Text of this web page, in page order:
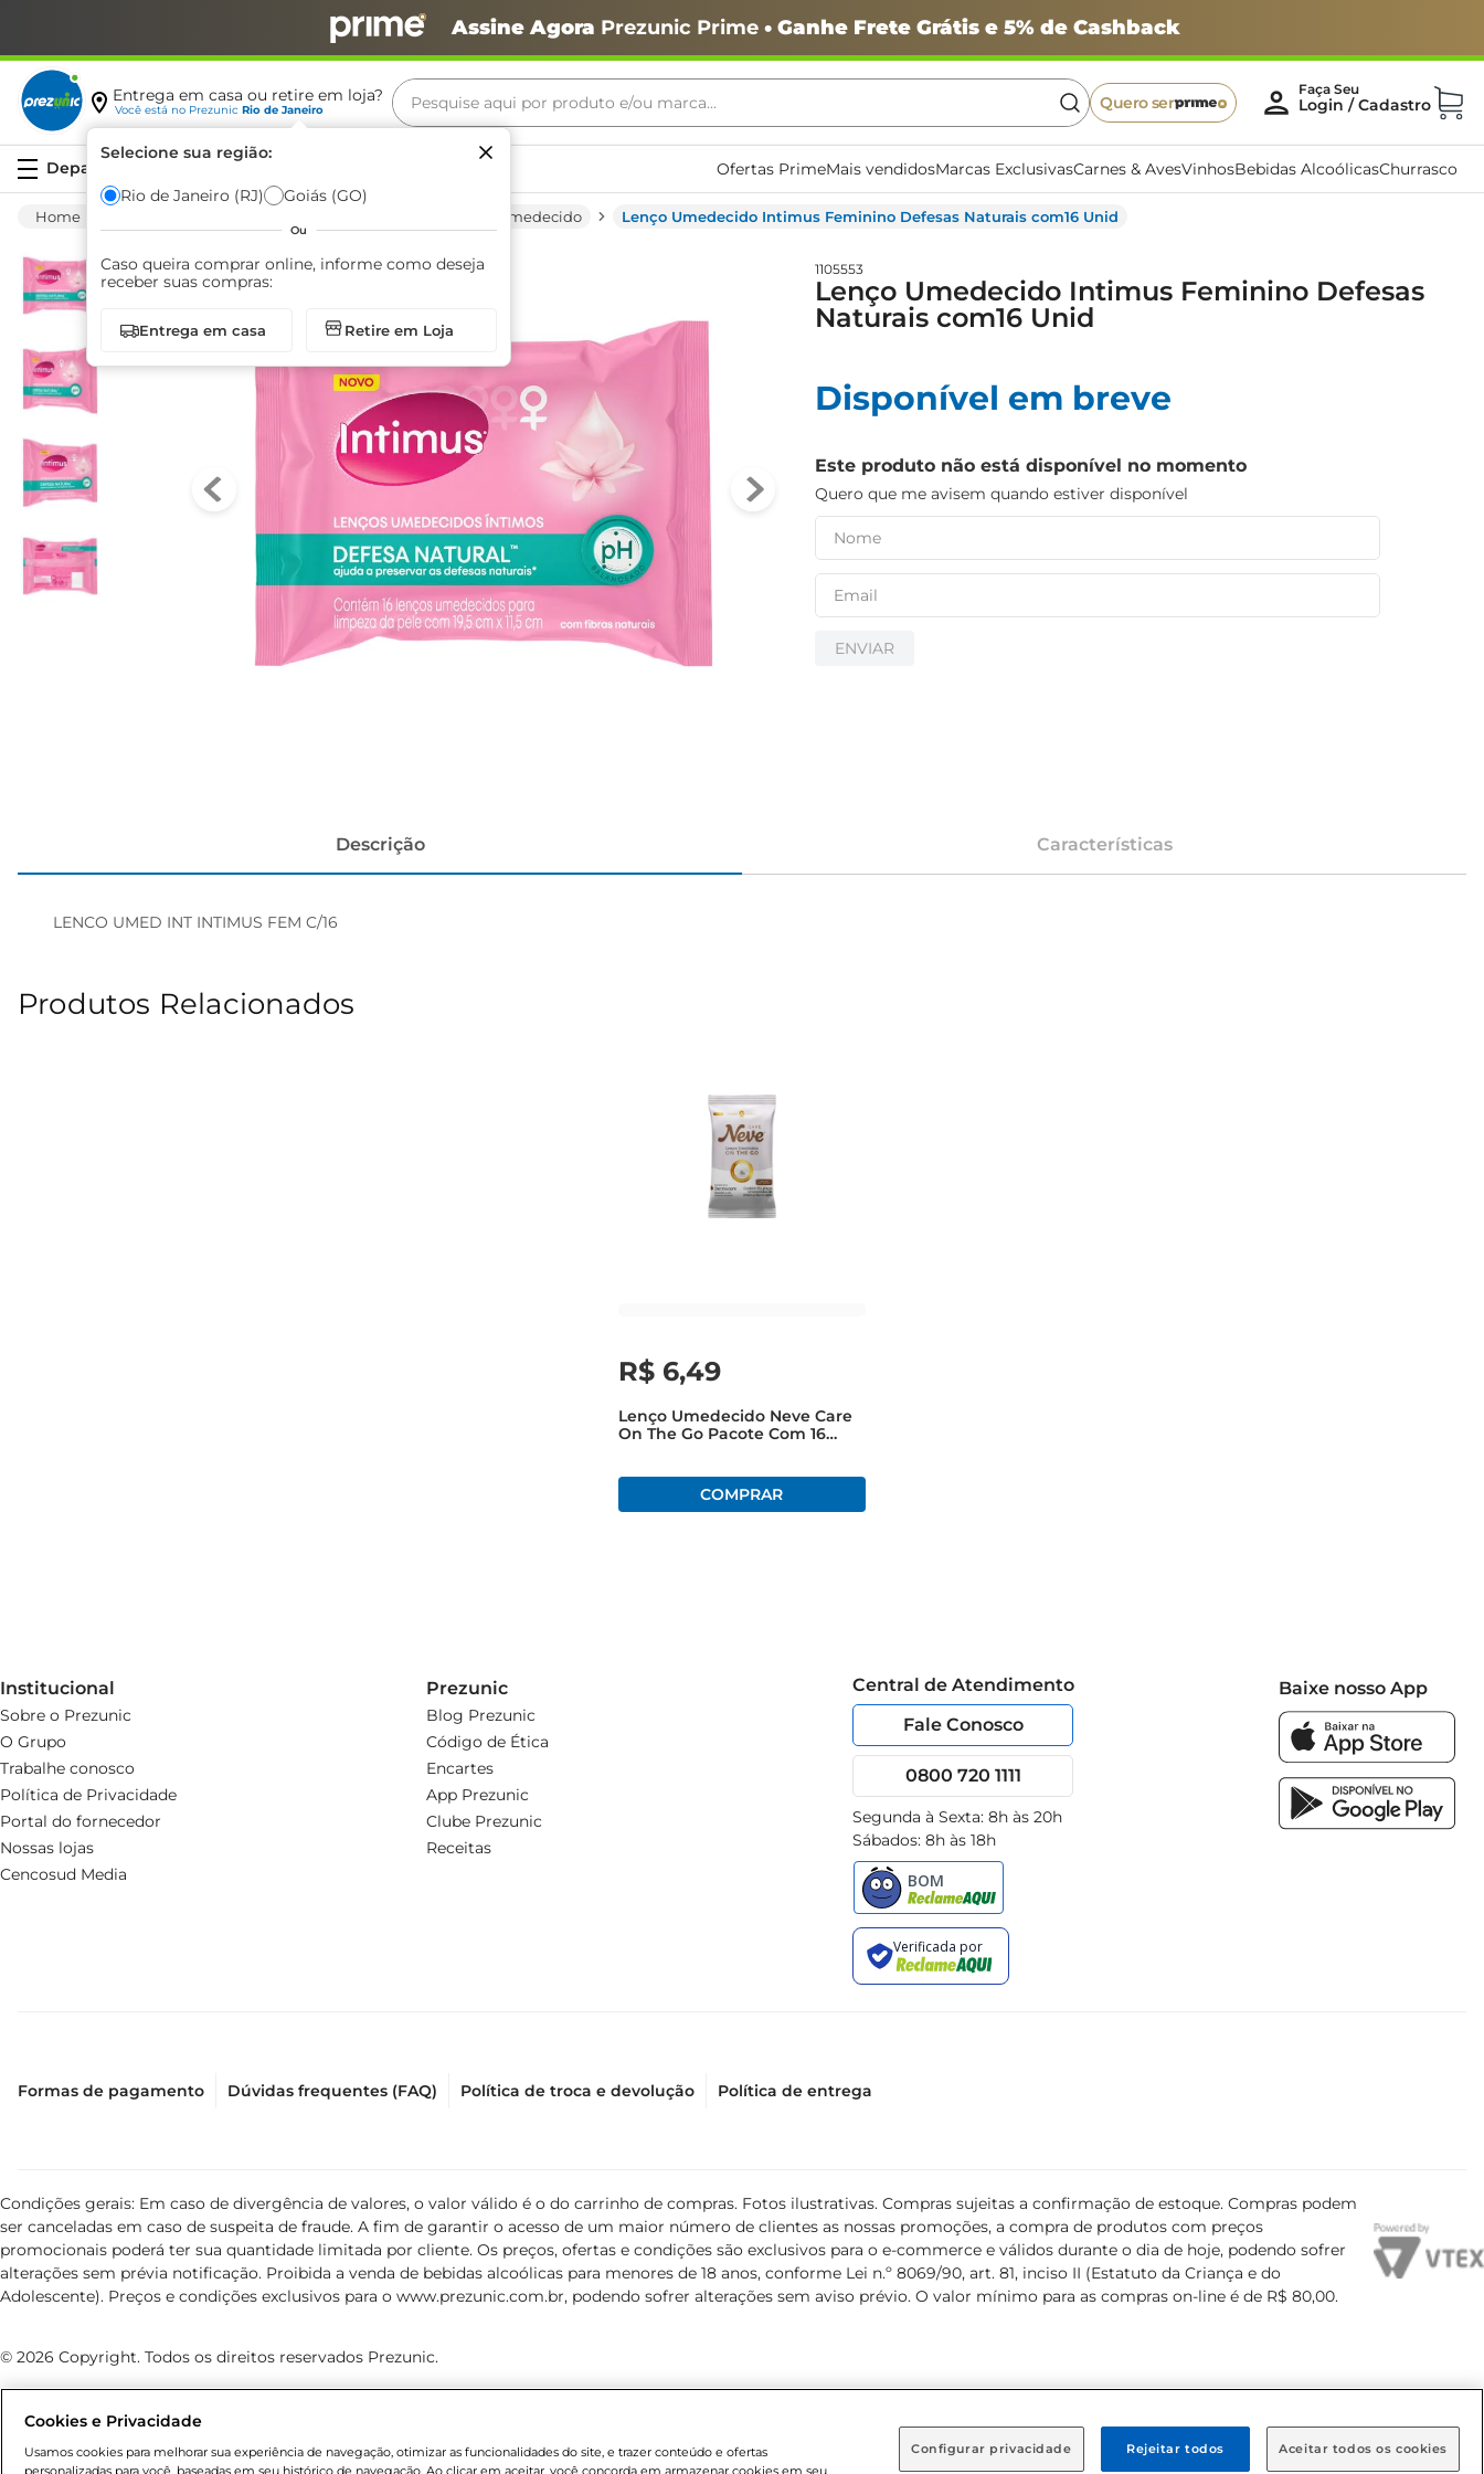
Assine Agora Prezunic Prime• Ganhe Frete Grátis e 5% de Cashback
Entrega em casa ou retire em loja?
Você está no Prezunic Rio de Janeiro
Selecione sua região:
Rio de Janeiro (RJ) Goiás (GO)
Ou
Caso queira comprar online, informe como deseja
receber suas compras:
Entrega em casa Retire em Loja
Pesquise aqui por produto e/ou marca...
Quero ser
Ofertas PrimeMais vendidosMarcas ExclusivasCarnes & AvesVinhosBebidas AlcoólicasChurrasco
Lenço Umedecido Lenço Umedecido Intimus Feminino Defesas Naturais com16 Unid
1105553
Lenço Umedecido Intimus Feminino Defesas
Naturais com16 Unid
Disponível em breve
Este produto não está disponível no momento
Quero que me avisem quando estiver disponível
ENVIAR
Descrição Características
LENCO UMED INT INTIMUS FEM C/16
Produtos Relacionados
R$ 6,49
Lenço Umedecido Neve Care
On The Go Pacote Com 16
Institucional
Sobre o Prezunic
O Grupo
Trabalhe conosco
Política de Privacidade
Portal do fornecedor
Nossas lojas
Cencosud Media
Prezunic
Blog Prezunic
Código de Ética
Encartes
App Prezunic
Clube Prezunic
Receitas
Central de Atendimento
Fale Conosco
0800 720 1111
Segunda à Sexta: 8h às 20h
Sábados: 8h às 18h
Baixe nosso App
Formas de pagamento Dúvidas frequentes (FAQ) Política de troca e devolução Política de entrega
Condições gerais: Em caso de divergência de valores, o valor válido é o do carrinho de compras. Fotos ilustrativas. Compras sujeitas a confirmação de estoque. Compras podem
ser canceladas em caso de suspeita de fraude. A fim de garantir o acesso de um maior número de clientes as nossas promoções, a compra de produtos com preços
promocionais poderá ter sua quantidade limitada por cliente. Os preços, ofertas e condições são exclusivos para o e-commerce e válidos durante o dia de hoje, podendo sofrer
alterações sem prévia notificação. Proibida a venda de bebidas alcoólicas para menores de 18 anos, conforme Lei n.º 8069/90, art. 81, inciso II (Estatuto da Criança e do
Adolescente). Preços e condições exclusivos para o www.prezunic.com.br, podendo sofrer alterações sem aviso prévio. O valor mínimo para as compras on-line é de R$ 80,00.
© 2026 Copyright. Todos os direitos reservados Prezunic.
Termos mais buscados
café
azeite
iogurte
cerveja
Cookies e Privacidade
Usamos cookies para melhorar sua experiência de navegação, otimizar as funcionalidades do site, e trazer conteúdo e ofertas
personalizadas para você, baseadas em seu histórico de navegação. Ao clicar em aceitar, você concorda em armazenar cookies em seu
Configurar privacidade Rejeitar todos Aceitar todos os cookies